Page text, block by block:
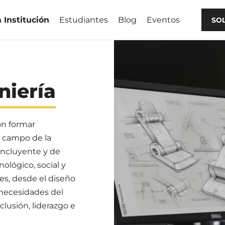
Institución Estudiantes Blog Eventos
formar
de la
y de
social y
desde el diseño
del
liderazgo e